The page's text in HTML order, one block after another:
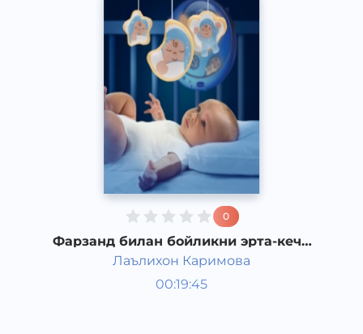
0
Фарзанд билан бойликни эрта-кечи
йўқ
Лаълихон Каримова
00:19:45
Ривоят, ҳикоя, достон